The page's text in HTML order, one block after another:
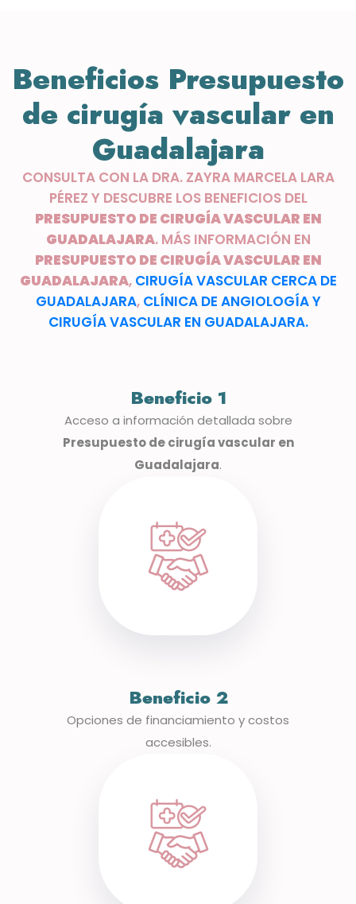
Beneficios Presupuesto
de cirugía vascular en
Guadalajara
CONSULTA CON LA DRA. ZAYRA MARCELA LARA
PÉREZ Y DESCUBRE LOS BENEFICIOS DEL
PRESUPUESTO DE CIRUGÍA VASCULAR EN
GUADALAJARA. MÁS INFORMACIÓN EN
PRESUPUESTO DE CIRUGÍA VASCULAR EN
GUADALAJARA, CIRUGÍA VASCULAR CERCA DE
GUADALAJARA, CLÍNICA DE ANGIOLOGÍA Y
CIRUGÍA VASCULAR EN GUADALAJARA.
Beneficio 1
Acceso a información detallada sobre
Presupuesto de cirugía vascular en
Guadalajara.
Beneficio 2
Opciones de financiamiento y costos
accesibles.